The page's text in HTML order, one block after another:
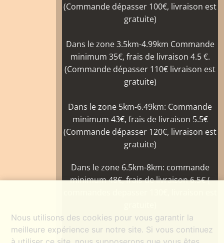
(Commande dépasser 100€, livraison est
gratuite)
Dans le zone 3.5km-4.99km Commande
minimum 35€, frais de livraison 4.5 €.
(Commande dépasser 110€ livraison est
gratuite)
Dans le zone 5km-6.49km: Commande
minimum 43€, frais de livraison 5.5€
(Commande dépasser 120€, livraison est
gratuite)
Dans le zone 6.5km-8km: commande
minimum 48€, frais de livraison 6.5€ (
Nous utilisons des cookies pour vous garantir la
meilleure expérience sur notre site. Si vous continuez